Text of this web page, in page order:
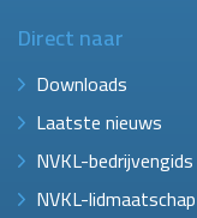
Direct naar
Downloads
Laatste nieuws
NVKL-bedrijvengids
NVKL-lidmaatschap